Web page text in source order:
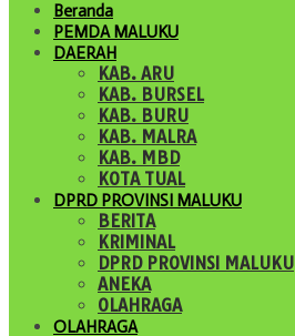
Beranda
PEMDA MALUKU
DAERAH
KAB. ARU
KAB. BURSEL
KAB. BURU
KAB. MALRA
KAB. MBD
KOTA TUAL
DPRD PROVINSI MALUKU
BERITA
KRIMINAL
DPRD PROVINSI MALUKU
ANEKA
OLAHRAGA
OLAHRAGA